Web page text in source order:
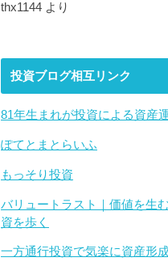
thx1144 より
投資ブログ相互リンク
81年生まれが投資による資産
ぽてとまとらいふ
もっそり投資
バリュートラスト｜価値を生
資を歩く
一方通行投資で気楽に資産形成